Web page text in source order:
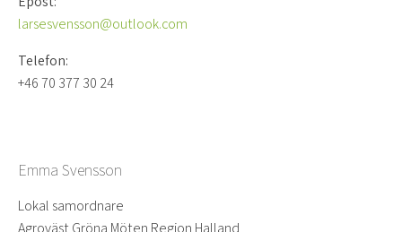
larsesvensson@outlook.com
Telefon:
+46 70 377 30 24
Emma Svensson
Lokal samordnare
Agroväst Gröna Möten Region Halland